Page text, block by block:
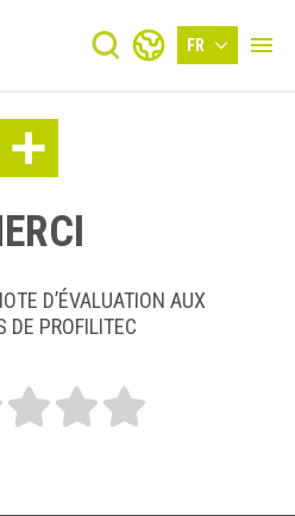
FR
D’ÉVALUATION AUX
DE PROFILITEC